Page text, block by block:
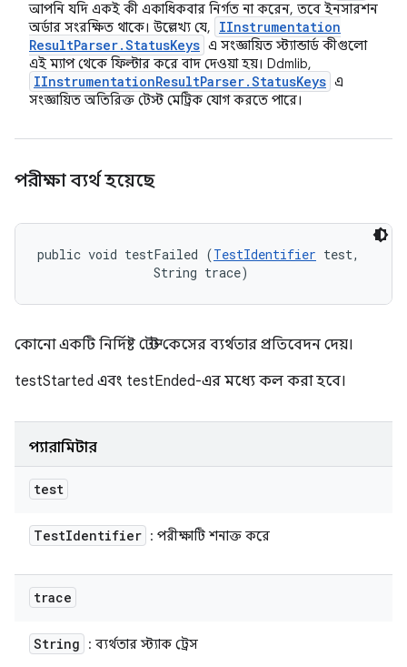
আপনি যদি একই কী একাধিকবার নির্গত না করেন, তবে ইনসারশন
অর্ডার সংরক্ষিত থাকে। উল্লেখ্য যে,
IInstrumentation
ResultParser.StatusKeys এ সংজ্ঞায়িত স্ট্যান্ডার্ড কীগুলো
এই ম্যাপ থেকে ফিল্টার করে বাদ দেওয়া হয়। Ddmlib,
IInstrumentationResultParser.StatusKeys এ
সংজ্ঞায়িত অতিরিক্ত টেস্ট মেট্রিক যোগ করতে পারে।
পরীক্ষা ব্যর্থ হয়েছে
public void testFailed (TestIdentifier test,
                String trace)
কোনো একটি নির্দিষ্ট টেস্ট কেসের ব্যর্থতার প্রতিবেদন দেয়।
testStarted এবং testEnded-এর মধ্যে কল করা হবে।
প্যারামিটার
test
TestIdentifier : পরীক্ষাটি শনাক্ত করে
trace
String : ব্যর্থতার স্ট্যাক ট্রেস